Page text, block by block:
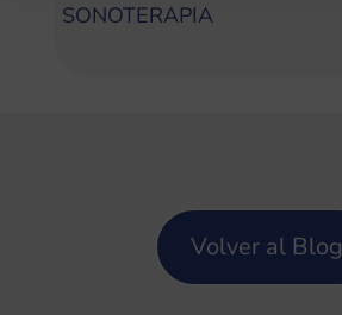
SONOTERAPIA
Volver al Blog